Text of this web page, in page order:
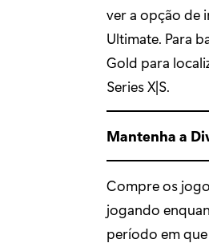
ver a opção de
Ultimate. Para
Gold para
Series X|S.
Mantenha a
Compre os
jogando
período em